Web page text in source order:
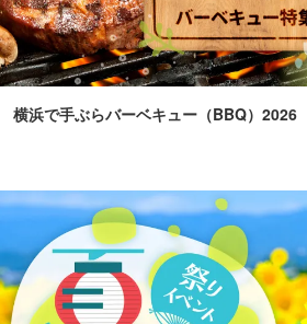
横浜で手ぶらバーベキュー（BBQ）2026